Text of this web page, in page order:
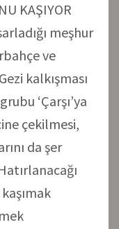
KAŞIYOR
meşhur
ve
kalkışması
‘Çarşı’ya
çekilmesi,
da şer